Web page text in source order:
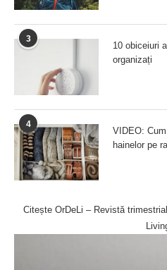
3
10 obiceiuri
organizați
4
VIDEO:
hainelor pe
Citește OrDeLi – Revistă